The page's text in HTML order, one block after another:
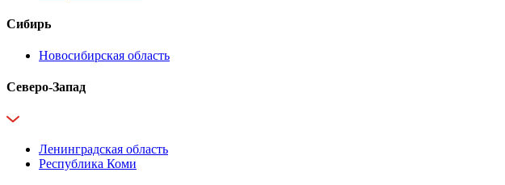
Сибирь
Новосибирская область
Северо-Запад
Ленинградская область
Республика Коми